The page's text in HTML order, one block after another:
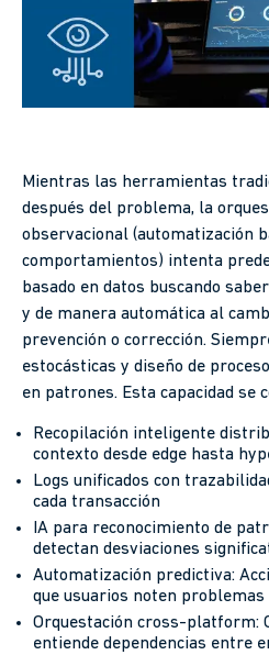
Mientras las herramientas
después del problema, la
observacional (automatización
comportamientos) intenta
basado en datos buscando
y de manera automática al
prevención o corrección.
estocásticas y diseño de
en patrones. Esta capacidad se
Recopilación inteligente
contexto desde edge hasta
Logs unificados con
cada transacción
IA para reconocimiento de
detectan desviaciones
Automatización predictiva:
que usuarios noten problemas
Orquestación cross-platform:
entiende dependencias entre